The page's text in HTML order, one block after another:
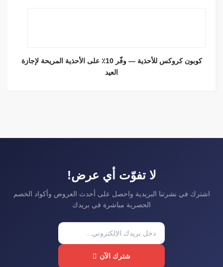
كوبون كروكس للأحذية — وفّر 10٪ على الأحذية المريحة لإجازة
العيد
لا تفوّت أي عرض!
اشترك في نشرتنا البريدية واحصل على أحدث العروض وأكواد الخصم
الحصرية مباشرة في بريدك
شترك الآن